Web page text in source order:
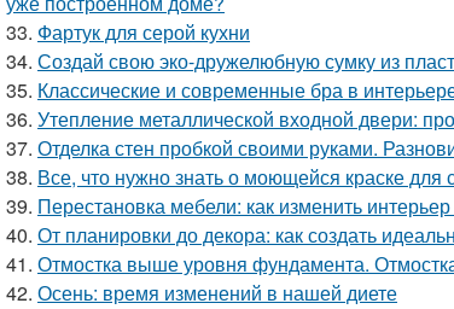
33. Фартук для серой кухни
34. Создай свою эко-дружелюбную сумку из
35. Классические и современные бра в
36. Утепление металлической входной двери:
37. Отделка стен пробкой своими руками.
38. Все, что нужно знать о моющейся краске для
39. Перестановка мебели: как изменить
40. От планировки до декора: как создать
41. Отмостка выше уровня фундамента.
42. Осень: время изменений в нашей диете